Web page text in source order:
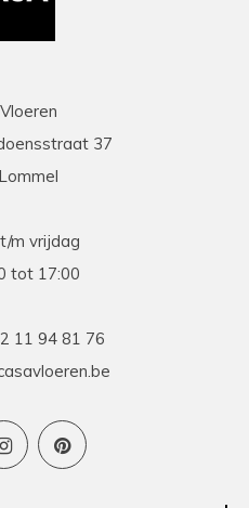
de keuze als plaatsing
.
37
m vrijdag
tot 17:00
11 94 81 76